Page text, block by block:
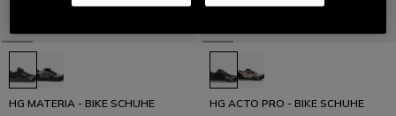
HG MATERIA - BIKE SCHUHE HG ACTO PRO - BIKE SCHUHE